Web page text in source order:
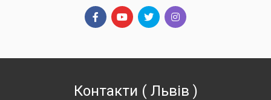
Контакти ( Львів )